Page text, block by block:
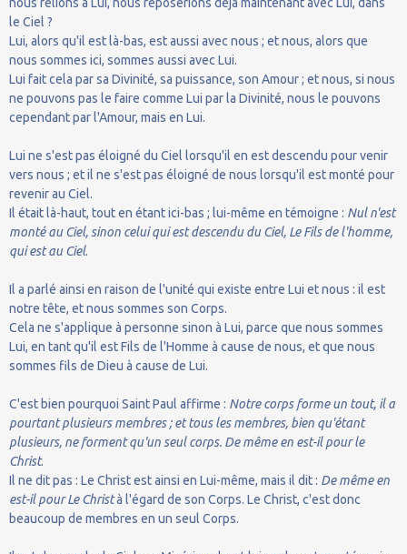
le Ciel ?
Lui, alors qu'il est là-bas, est aussi avec nous ; et nous, alors que
nous sommes ici, sommes aussi avec Lui.
Lui fait cela par sa Divinité, sa puissance, son Amour ; et nous, si nous
ne pouvons pas le faire comme Lui par la Divinité, nous le pouvons
cependant par l'Amour, mais en Lui.
Lui ne s'est pas éloigné du Ciel lorsqu'il en est descendu pour venir
vers nous ; et il ne s'est pas éloigné de nous lorsqu'il est monté pour
revenir au Ciel.
Il était là-haut, tout en étant ici-bas ; lui-même en témoigne : Nul n'est
monté au Ciel, sinon celui qui est descendu du Ciel, Le Fils de l'homme,
qui est au Ciel.
Il a parlé ainsi en raison de l'unité qui existe entre Lui et nous : il est
notre tête, et nous sommes son Corps.
Cela ne s'applique à personne sinon à Lui, parce que nous sommes
Lui, en tant qu'il est Fils de l'Homme à cause de nous, et que nous
sommes fils de Dieu à cause de Lui.
C'est bien pourquoi Saint Paul affirme : Notre corps forme un tout, il a
pourtant plusieurs membres ; et tous les membres, bien qu'étant
plusieurs, ne forment qu'un seul corps. De même en est-il pour le
Christ.
Il ne dit pas : Le Christ est ainsi en Lui-même, mais il dit : De même en
est-il pour Le Christà l'égard de son Corps. Le Christ, c'est donc
beaucoup de membres en un seul Corps.